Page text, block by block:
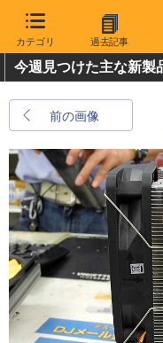
カテゴリ 過去記事
今週見つけた主な新
前の画像